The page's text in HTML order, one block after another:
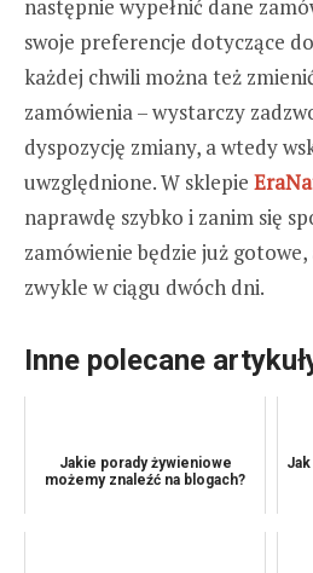
następnie wypełnić dane
swoje preferencje dotyczące
każdej chwili można też
zamówienia – wystarczy
dyspozycję zmiany, a wtedy
uwzględnione. W sklepie
naprawdę szybko i zanim się
zamówienie będzie już
zwykle w ciągu dwóch dni.
Inne polecane
Jakie porady żywieniowe
możemy znaleźć na blogach?